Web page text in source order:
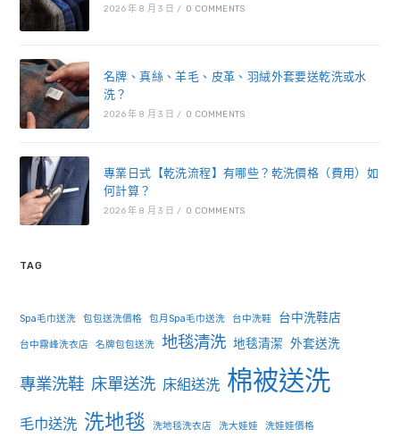
2026 年 8 月 3 日 / 0 COMMENTS
名牌、真絲、羊毛、皮革、羽絨外套要送乾洗或水
洗？
2026 年 8 月 3 日 / 0 COMMENTS
專業日式【乾洗流程】有哪些？乾洗價格（費用）如
何計算？
2026 年 8 月 3 日 / 0 COMMENTS
TAG
Spa毛巾送洗 包包送洗價格 包月Spa毛巾送洗 台中洗鞋 台中洗鞋店
台中霧峰洗衣店 名牌包包送洗 地毯清洗 地毯清潔 外套送洗
專業洗鞋 床單送洗 床組送洗 棉被送洗
毛巾送洗 洗地毯 洗地毯洗衣店 洗大娃娃 洗娃娃價格